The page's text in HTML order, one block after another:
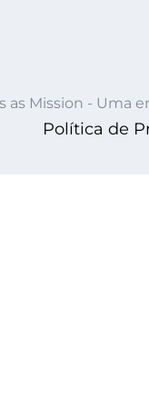
as Mission - Uma
Política de